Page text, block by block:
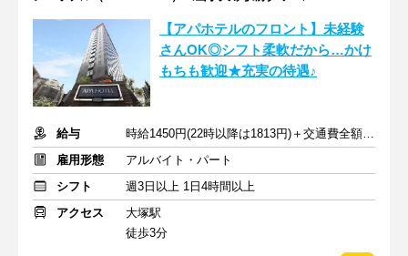
【アパホテルのフロント】未経験
さんOK◎シフト柔軟だから…かけ
もちも歓迎★充実の待遇♪
給与
時給1450円(22時以降は1813円)＋交通費全額支給
雇用形態
アルバイト・パート
シフト
週3日以上 1日4時間以上
アクセス
大塚駅
徒歩3分